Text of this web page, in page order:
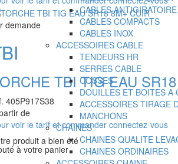
CABLES ANTIGIRATOIRE
CABLES COMPACTS
CABLES INOX
ACCESSOIRES CABLE
TENDEURS HR
SERRES CABLE
COSSES
DOUILLES ET BOITES A
ACCESSOIRES TIRAGE
MANCHONS
CHAINES
CHAINES QUALITE
CHAINES ORDINAIRES
demande
TBI TIG EAU
405P917S38
de
voir le tarif et commander connectez-vous
produit a bien été
à votre panier